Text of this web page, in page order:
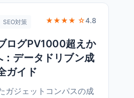
SEO対策 ★★★★ ☆4.8
ログPV1000超えか
：データドリブン成
ガイド
ガジェットコンパスの成